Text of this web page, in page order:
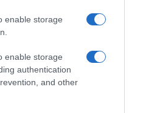
enable storage
enable storage
authentication
and other